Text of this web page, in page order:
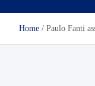
Home Paulo Fanti